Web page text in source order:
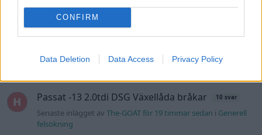
CONFIRM
Data Deletion Data Access Privacy Policy
Ni som kör HEV eller PHEV ? är ni nöjda?
Senaste inlägget avkaykay för 9 timmar sedan
Senaste inlägget av Jeppegaming för 15 timmar sedan
Passat -13 2.0tdi DSG Växellåda bråkar 10 svar
Senaste inlägget avThe-GOAT för 19 timmar sedan i Generell
felsökning